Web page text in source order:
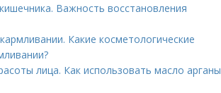
Важность восстановления
Какие косметологические
лица. Как использовать масло арганы